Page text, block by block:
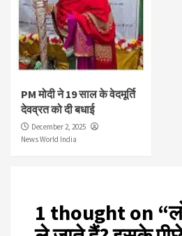
PM मोदी ने 19 साल के वेदमूर्ति
देवव्रत को दी बधाई
December 2, 2025
News World India
1 thought on “